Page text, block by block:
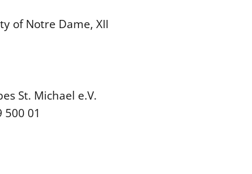
of Notre Dame, XII
St. Michael e.V.
01